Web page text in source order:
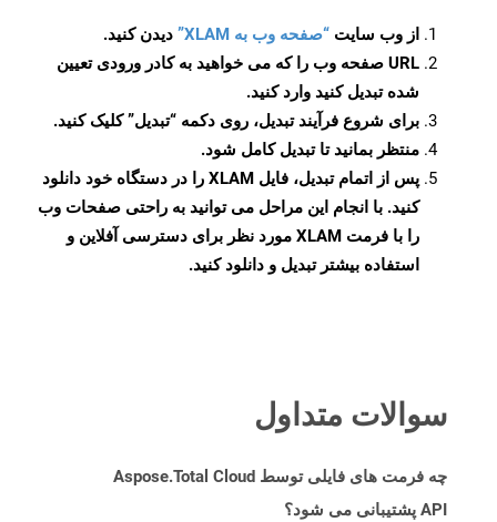
از وب سایت “صفحه وب به XLAM”
دیدن کنید.
URL صفحه وب را که می خواهید به کادر ورودی تعیین
شده تبدیل کنید وارد کنید.
برای شروع فرآیند تبدیل، روی دکمه “تبدیل” کلیک کنید.
منتظر بمانید تا تبدیل کامل شود.
پس از اتمام تبدیل، فایل XLAM را در دستگاه خود دانلود
کنید. با انجام این مراحل می توانید به راحتی صفحات وب
را با فرمت XLAM مورد نظر برای دسترسی آفلاین و
استفاده بیشتر تبدیل و دانلود کنید.
سوالات متداول
چه فرمت های فایلی توسط Aspose.Total Cloud
API پشتیبانی می شود؟